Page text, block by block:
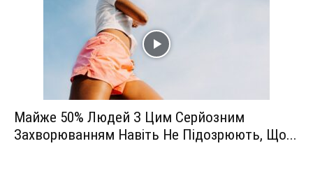
Майже 50% Людей З Цим Серйозним
Захворюванням Навіть Не Підозрюють, Що...